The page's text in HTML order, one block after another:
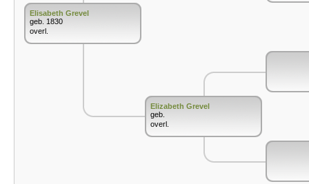
Elisabeth Grevel
geb. 1830
overl.
Elizabeth Grevel
geb.
overl.